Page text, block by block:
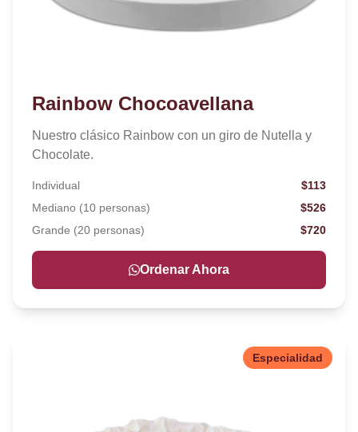
Rainbow Chocoavellana
Nuestro clásico Rainbow con un giro de Nutella y
Chocolate.
Individual
$113
Mediano (10 personas)
$526
Grande (20 personas)
$720
Ordenar Ahora
Especialidad